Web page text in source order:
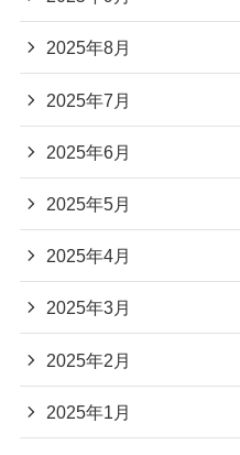
2025年8月
2025年7月
2025年6月
2025年5月
2025年4月
2025年3月
2025年2月
2025年1月